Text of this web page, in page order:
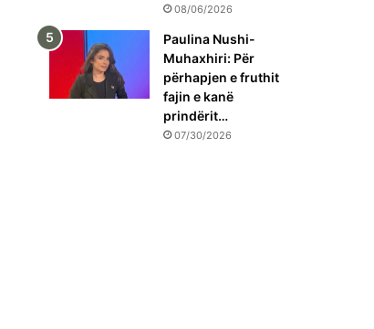
08/06/2026
Paulina Nushi-
Muhaxhiri: Për
përhapjen e fruthit
fajin e kanë
prindërit…
07/30/2026